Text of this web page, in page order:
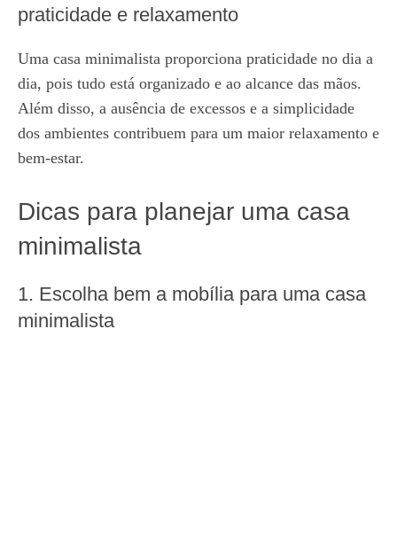
praticidade e relaxamento
Uma casa minimalista proporciona praticidade no dia a
dia, pois tudo está organizado e ao alcance das mãos.
Além disso, a ausência de excessos e a simplicidade
dos ambientes contribuem para um maior relaxamento e
bem-estar.
Dicas para planejar uma casa
minimalista
1. Escolha bem a mobília para uma casa
minimalista